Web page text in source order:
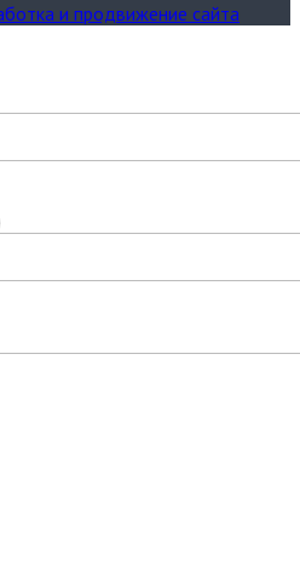
и продвижение сайта